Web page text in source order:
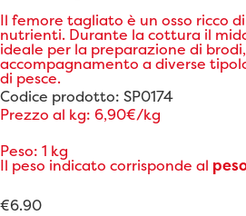
Il femore tagliato è un osso ricco
nutrienti. Durante la cottura il
ideale per la preparazione di
accompagnamento a diverse
di pesce.
Codice prodotto: SP0174
Prezzo al kg: 6,90€/kg
Peso: 1 kg
Il peso indicato corrisponde al
€6.90